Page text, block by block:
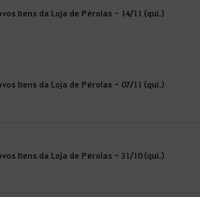
Itens da Loja de Pérolas - 14/11 (qui.)
Itens da Loja de Pérolas - 07/11 (qui.)
Itens da Loja de Pérolas - 31/10 (qui.)